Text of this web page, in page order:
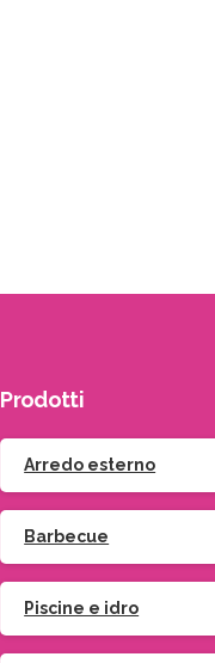
Prodotti
Arredo esterno
Barbecue
Piscine e idro